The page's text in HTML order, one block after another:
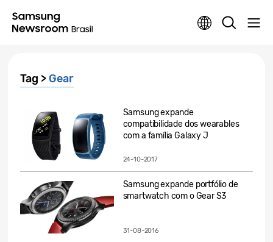
Tag > Gear
Samsung expande
compatibilidade dos wearables
com a família Galaxy J
24-10-2017
Samsung expande portfólio de
smartwatch com o Gear S3
31-08-2016